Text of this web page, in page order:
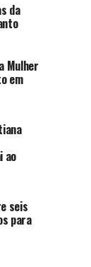
da
Mulher
em
ao
seis
para